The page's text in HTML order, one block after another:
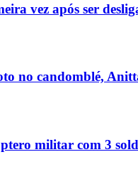
vez após ser
no candomblé,
militar com 3